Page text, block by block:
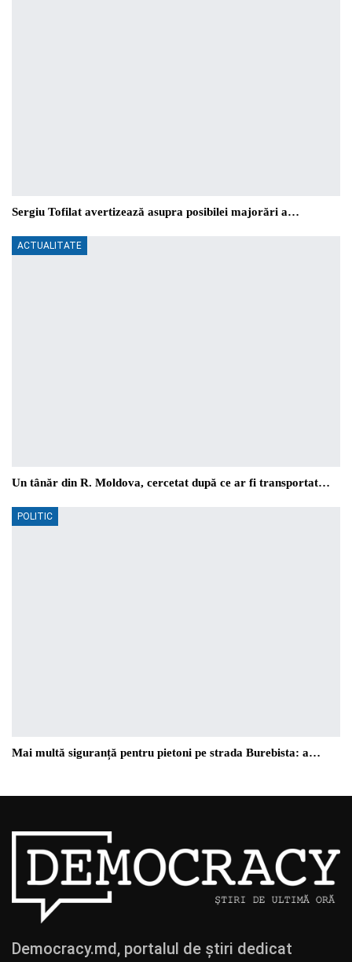
Sergiu Tofilat avertizează asupra posibilei majorări a…
ACTUALITATE
Un tânăr din R. Moldova, cercetat după ce ar fi transportat…
POLITIC
Mai multă siguranță pentru pietoni pe strada Burebista: a…
Democracy.md, portalul de știri dedicat